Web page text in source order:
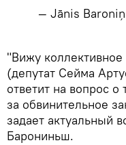
— Jānis
​"Вижу
(депутат Сейма
ответит на вопрос
за обвинительное
задает актуальный
Барониньш.